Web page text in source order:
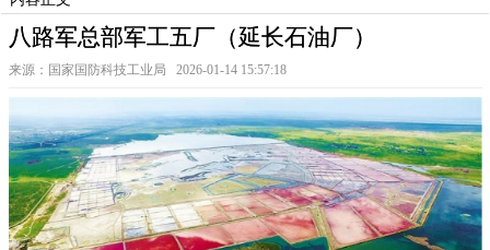
八路军总部军工五厂（延长石油厂）
来源：国家国防科技工业局 2026-01-14 15:57:18